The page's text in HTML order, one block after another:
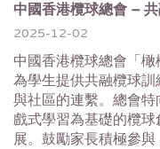
中國香港欖球總會 –
2025-12-02
中國香港欖球總會「橄
為學生提供共融欖球
與社區的連繫。總會
戲式學習為基礎的欖
展。鼓勵家長積極參與